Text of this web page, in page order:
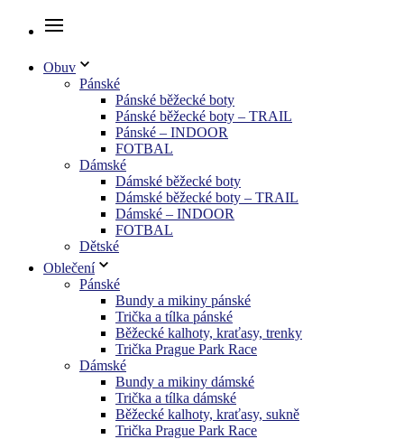
Obuv
Pánské
Pánské běžecké boty
Pánské běžecké boty – TRAIL
Pánské – INDOOR
FOTBAL
Dámské
Dámské běžecké boty
Dámské běžecké boty – TRAIL
Dámské – INDOOR
FOTBAL
Dětské
Oblečení
Pánské
Bundy a mikiny pánské
Trička a tílka pánské
Běžecké kalhoty, kraťasy, trenky
Trička Prague Park Race
Dámské
Bundy a mikiny dámské
Trička a tílka dámské
Běžecké kalhoty, kraťasy, sukně
Trička Prague Park Race